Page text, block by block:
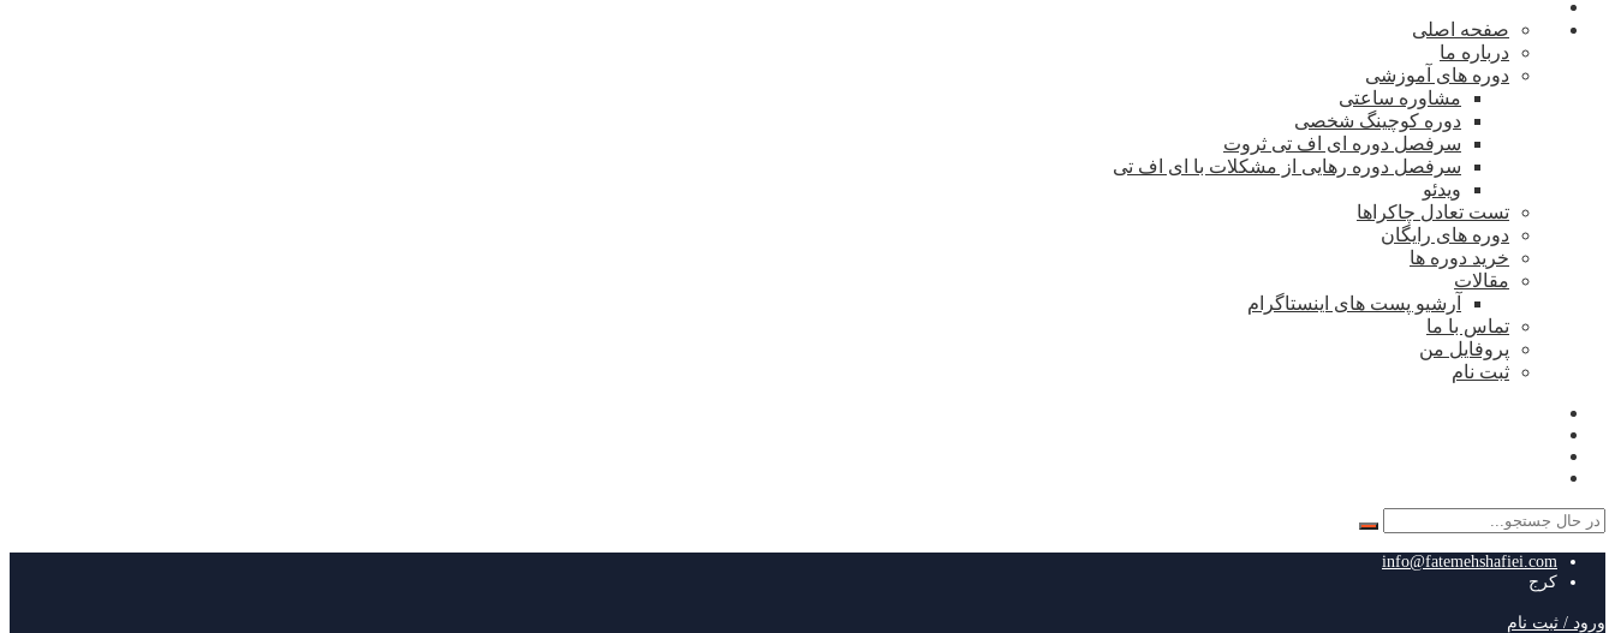
صفحه اصلی
درباره ما
دوره های آموزشی
مشاوره ساعتی
دوره کوچینگ شخصی
سرفصل دوره ای اف تی ثروت
سرفصل دوره رهایی از مشکلات با ای اف تی
ویدئو
تست تعادل چاکراها
دوره های رایگان
خرید دوره ها
مقالات
آرشیو پست های اینستاگرام
تماس با ما
پروفایل من
ثبت نام
جستجو
info@fatemehshafiei.com
کرج
ورود / ثبت نام